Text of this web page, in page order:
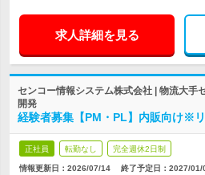
求人詳細を見る
センコー情報システム株式会社 | 物流大手
開発
経験者募集【PM・PL】内販向け※
正社員 転勤なし 完全週休2日制
情報更新日：2026/07/14 終了予定日： 2027/01/